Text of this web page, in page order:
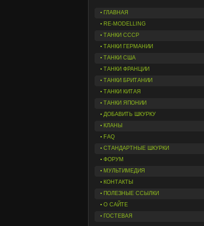
ГЛАВНАЯ
RE-MODELLING
ТАНКИ СССР
ТАНКИ ГЕРМАНИИ
ТАНКИ США
ТАНКИ ФРАНЦИИ
ТАНКИ БРИТАНИИ
ТАНКИ КИТАЯ
ТАНКИ ЯПОНИИ
ДОБАВИТЬ ШКУРКУ
КЛАНЫ
FAQ
СТАНДАРТНЫЕ ШКУРКИ
ФОРУМ
МУЛЬТИМЕДИЯ
КОНТАКТЫ
ПОЛЕЗНЫЕ ССЫЛКИ
О САЙТЕ
ГОСТЕВАЯ